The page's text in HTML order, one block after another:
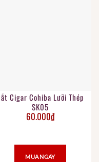
Cigar Cohiba Lưỡi Thép
SK05
60.000₫
MUA NGAY